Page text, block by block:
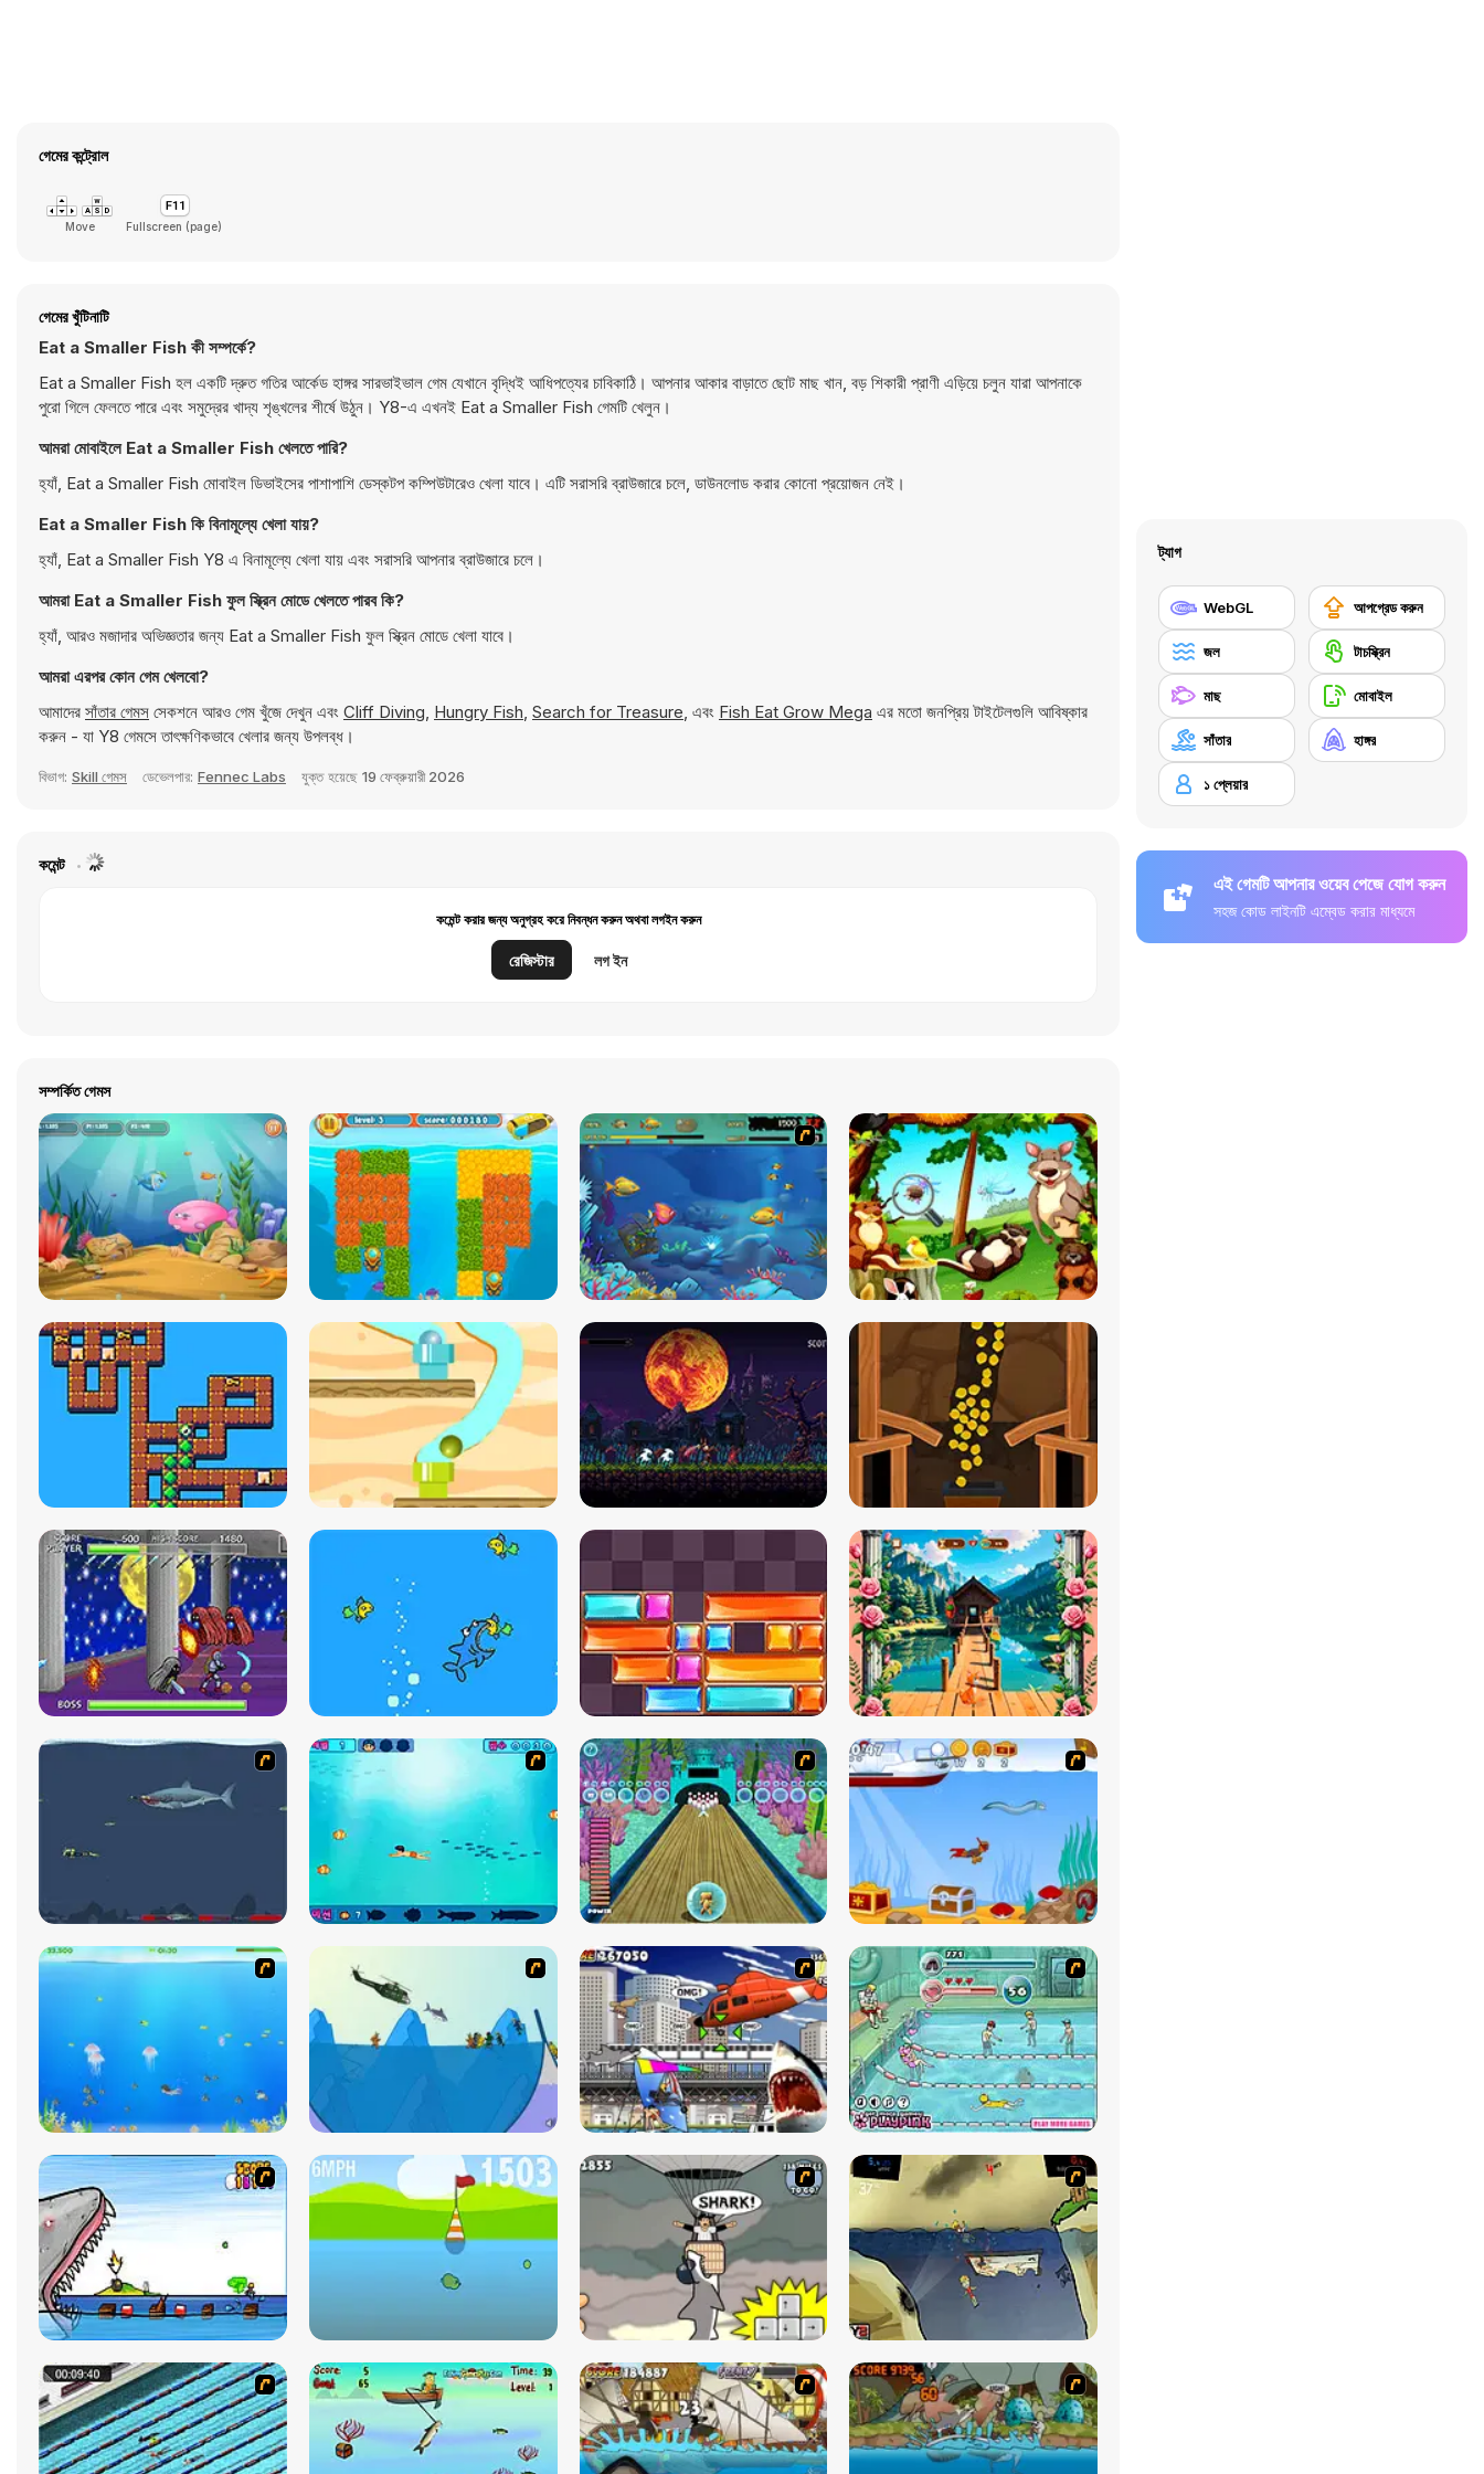
গেমের কন্ট্রোল
Move Fullscreen (page)
গেমের খুঁটিনাটি
Eat a Smaller Fish কী সম্পর্কে?
Eat a Smaller Fish হল একটি দ্রুত গতির আর্কেড হাঙ্গর সারভাইভাল গেম যেখানে বৃদ্ধিই আধিপত্যের চাবিকাঠি। আপনার আকার বাড়াতে ছোট মাছ খান, বড় শিকারী প্রাণী এড়িয়ে চলুন যারা আপনাকে
পুরো গিলে ফেলতে পারে এবং সমুদ্রের খাদ্য শৃঙ্খলের শীর্ষে উঠুন। Y8-এ এখনই Eat a Smaller Fish গেমটি খেলুন।
আমরা মোবাইলে Eat a Smaller Fish খেলতে পারি?
হ্যাঁ, Eat a Smaller Fish মোবাইল ডিভাইসের পাশাপাশি ডেস্কটপ কম্পিউটারেও খেলা যাবে। এটি সরাসরি ব্রাউজারে চলে, ডাউনলোড করার কোনো প্রয়োজন নেই।
Eat a Smaller Fish কি বিনামূল্যে খেলা যায়?
হ্যাঁ, Eat a Smaller Fish Y8 এ বিনামূল্যে খেলা যায় এবং সরাসরি আপনার ব্রাউজারে চলে।
আমরা Eat a Smaller Fish ফুল স্ক্রিন মোডে খেলতে পারব কি?
হ্যাঁ, আরও মজাদার অভিজ্ঞতার জন্য Eat a Smaller Fish ফুল স্ক্রিন মোডে খেলা যাবে।
আমরা এরপর কোন গেম খেলবো?
আমাদের সাঁতার গেমস সেকশনে আরও গেম খুঁজে দেখুন এবং Cliff Diving, Hungry Fish, Search for Treasure, এবং Fish Eat Grow Mega এর মতো জনপ্রিয় টাইটেলগুলি আবিষ্কার
করুন - যা Y8 গেমসে তাৎক্ষণিকভাবে খেলার জন্য উপলব্ধ।
বিভাগ: Skill গেমস ডেভেলপার: Fennec Labs যুক্ত হয়েছে 19 ফেব্রুয়ারী 2026
কমেন্ট
কমেন্ট করার জন্য অনুগ্রহ করে নিবন্ধন করুন অথবা লগইন করুন
রেজিস্টার লগ ইন
সম্পর্কিত গেমস
ট্যাগ
WebGL আপগ্রেড করুন
জল টাচস্ক্রিন
মাছ মোবাইল
সাঁতার হাঙ্গর
১ প্লেয়ার
এই গেমটি আপনার ওয়েব পেজে যোগ করুন
সহজ কোড লাইনটি এম্বেড করার মাধ্যমে